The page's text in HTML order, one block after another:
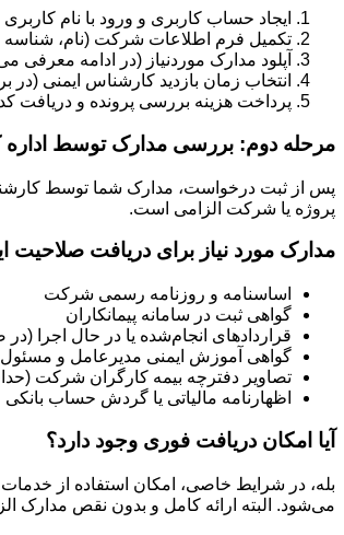
ایجاد حساب کاربری و ورود با نام
تکمیل فرم اطلاعات شرکت (نام، شناسه
آپلود مدارک موردنیاز (در ادامه معرفی
انتخاب زمان بازدید کارشناس ایمنی
پرداخت هزینه بررسی پرونده و دریافت
مرحله دوم: بررسی مدارک توسط اداره
پس از ثبت درخواست، مدارک شما توسط
پروژه یا شرکت الزامی است.
مدارک مورد نیاز برای دریافت صلاحیت
اساسنامه و روزنامه رسمی شرکت
گواهی ثبت در سامانه پیمانکاران
قراردادهای انجام‌شده یا در حال اجرا
گواهی آموزش ایمنی مدیرعامل و مسئول
تصاویر دفترچه بیمه کارگران شرکت (حداقل ۳
اظهارنامه مالیاتی یا گردش حساب بانکی
آیا امکان دریافت فوری وجود دارد؟
بله، در شرایط خاصی، امکان استفاده از خدمات
می‌شود. البته ارائه کامل و بدون نقص مدارک